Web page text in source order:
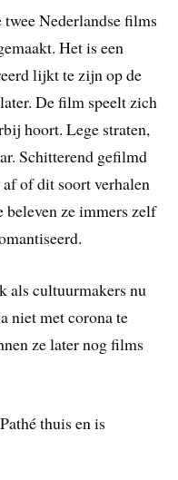
twee Nederlandse films
Het is een
lijkt te zijn op de
De film speelt zich
hoort. Lege straten,
Schitterend gefilmd
of dit soort verhalen
beleven ze immers zelf
als cultuurmakers nu
niet met corona te
ze later nog films
thuis en is